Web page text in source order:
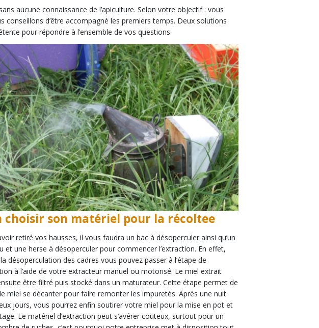
aucune connaissance de l’apiculture. Selon votre objectif : vous
d’être accompagné les premiers temps. Deux solutions
pour répondre à l’ensemble de vos questions.
choisir son matériel pour la récoltee
retiré vos hausses, il vous faudra un bac à désoperculer ainsi qu’un
et une herse à désoperculer pour commencer l’extraction. En effet,
désoperculation des cadres vous pouvez passer à l’étape de
à l’aide de votre extracteur manuel ou motorisé. Le miel extrait
être filtré puis stocké dans un maturateur. Cette étape permet de
miel se décanter pour faire remonter les impuretés. Après une nuit
jours, vous pourrez enfin soutirer votre miel pour la mise en pot et
Le matériel d’extraction peut s’avérer couteux, surtout pour un